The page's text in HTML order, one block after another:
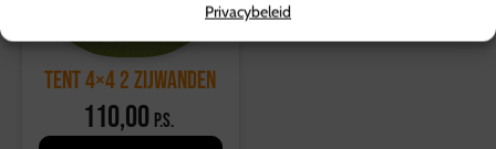
Privacybeleid
Tent 4×4 2 zijwanden
110,00 p.s.